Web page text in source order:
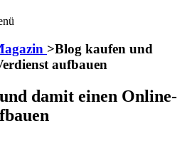
>Blog kaufen und
aufbauen
damit einen Online-